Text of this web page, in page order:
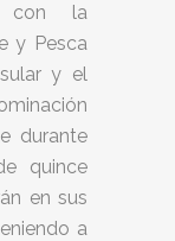
con la
y Pesca
y el
durante
quince
en sus
a